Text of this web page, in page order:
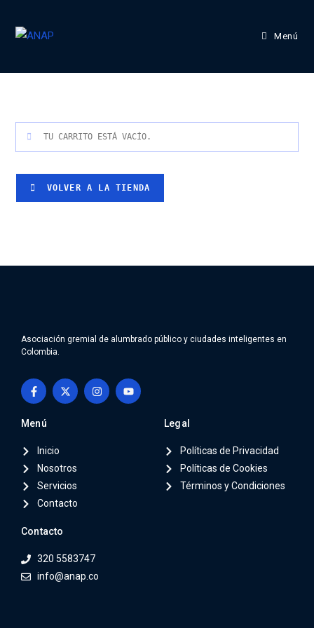
Menú
TU CARRITO ESTÁ VACÍO.
VOLVER A LA TIENDA
Asociación gremial de alumbrado público y ciudades inteligentes en
Colombia.
Menú
Inicio
Nosotros
Servicios
Contacto
Legal
Políticas de Privacidad
Políticas de Cookies
Términos y Condiciones
Contacto
320 5583747
info@anap.co